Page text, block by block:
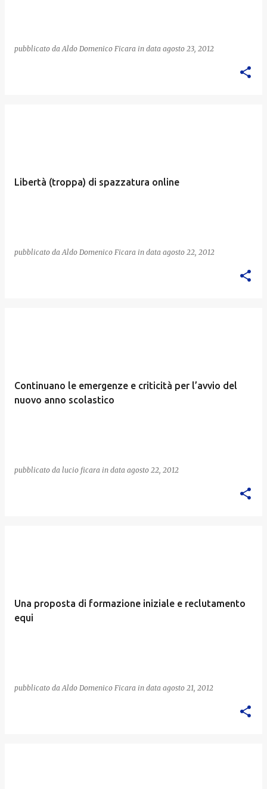
pubblicato da Aldo Domenico Ficara in data agosto 23, 2012
Libertà (troppa) di spazzatura online
pubblicato da Aldo Domenico Ficara in data agosto 22, 2012
Continuano le emergenze e criticità per l’avvio del
nuovo anno scolastico
pubblicato da lucio ficara in data agosto 22, 2012
Una proposta di formazione iniziale e reclutamento
equi
pubblicato da Aldo Domenico Ficara in data agosto 21, 2012